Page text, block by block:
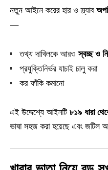
নতুন আইনে করের হার ও স্ল্যাব
—
তথ্য দাখিলকে আরওস্বচ্ছ ও
প্রযুক্তিনির্ভর যাচাই চালু করা
কর ফাঁকি কমানো
এই উদ্দেশ্যে আইনটি ৮১৯ ধারা
ভাষা সহজ করা হয়েছে এবং জটিল